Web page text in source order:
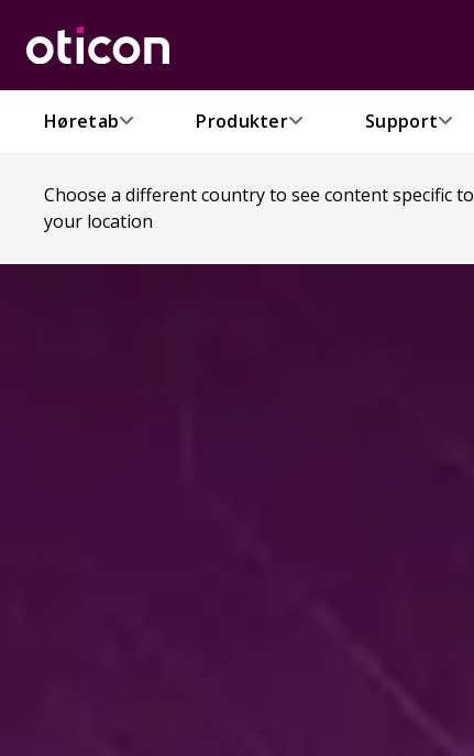
Høretab Produkter Support
Choose a different country to see content specific to
your location